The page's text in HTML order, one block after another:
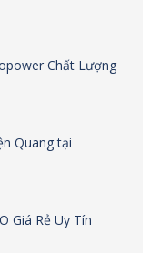
Chất Lượng
Quang tại
Giá Rẻ Uy Tín